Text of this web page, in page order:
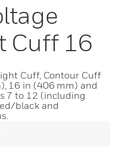
Cuff 16
Cuff, Contour Cuff
16 in (406 mm) and
7 to 12 (including
black and